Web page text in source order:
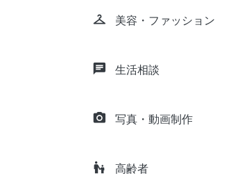
checkroom 美容・ファッション
chat 生活相談
camera_alt 写真・動画制作
escalator_warning 高齢者